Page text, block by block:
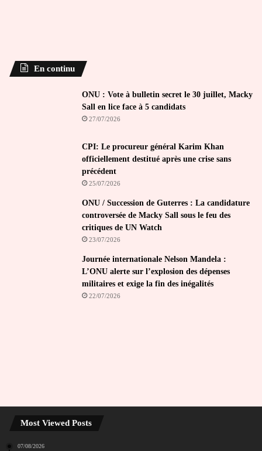
En continu
ONU : Vote à bulletin secret le 30 juillet, Macky
Sall en lice face à 5 candidats
27/07/2026
CPI: Le procureur général Karim Khan
officiellement destitué après une crise sans
précédent
25/07/2026
ONU / Succession de Guterres : La candidature
controversée de Macky Sall sous le feu des
critiques de UN Watch
23/07/2026
Journée internationale Nelson Mandela :
L’ONU alerte sur l’explosion des dépenses
militaires et exige la fin des inégalités
22/07/2026
Most Viewed Posts
07/08/2026